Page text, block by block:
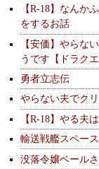
【R-18】なんか
をするお話
【安価】やらな
うです【ドラクエ
勇者立志伝
やらない夫でク
【R-18】やる夫
輸送戦艦スペー
没落令嬢ベール